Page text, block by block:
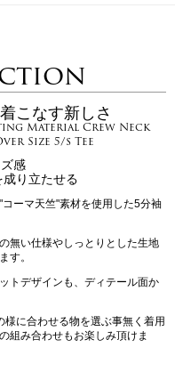
こなす新しさ
Material Crew Neck
Size 5/s Tee
感
り立たせる
ーマ天竺"素材を使用した5分袖
無い仕様やしっとりとした生地
す。
トデザインも、ディテール面か
に合わせる物を選ぶ事無く着用
組み合わせもお楽しみ頂けま